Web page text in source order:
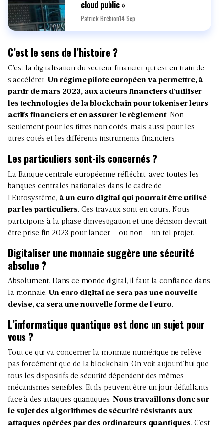
cloud public »
Patrick Brébion14 Sep
C’est le sens de l’histoire ?
C’est la digitalisation du secteur financier qui est en train de
s’accélérer. Un régime pilote européen va permettre, à
partir de mars 2023, aux acteurs financiers d’utiliser
les technologies de la blockchain pour tokeniser leurs
actifs financiers et en assurer le règlement. Non
seulement pour les titres non cotés, mais aussi pour les
titres cotés et les différents instruments financiers.
Les particuliers sont-ils concernés ?
La Banque centrale européenne réfléchit, avec toutes les
banques centrales nationales dans le cadre de
l’Eurosystème, à un euro digital qui pourrait être utilisé
par les particuliers. Ces travaux sont en cours. Nous
participons à la phase d’investigation et une décision devrait
être prise fin 2023 pour lancer – ou non – un tel projet.
Digitaliser une monnaie suggère une sécurité
absolue ?
Absolument. Dans ce monde digital, il faut la confiance dans
la monnaie. Un euro digital ne sera pas une nouvelle
devise, ça sera une nouvelle forme de l’euro.
L’informatique quantique est donc un sujet pour
vous ?
Tout ce qui va concerner la monnaie numérique ne relève
pas forcément que de la blockchain. On voit aujourd’hui que
tous les dispositifs de sécurité dépendent des mêmes
mécanismes sensibles. Et ils peuvent être un jour défaillants
face à des attaques quantiques. Nous travaillons donc sur
le sujet des algorithmes de sécurité résistants aux
attaques opérées par des ordinateurs quantiques. C’est